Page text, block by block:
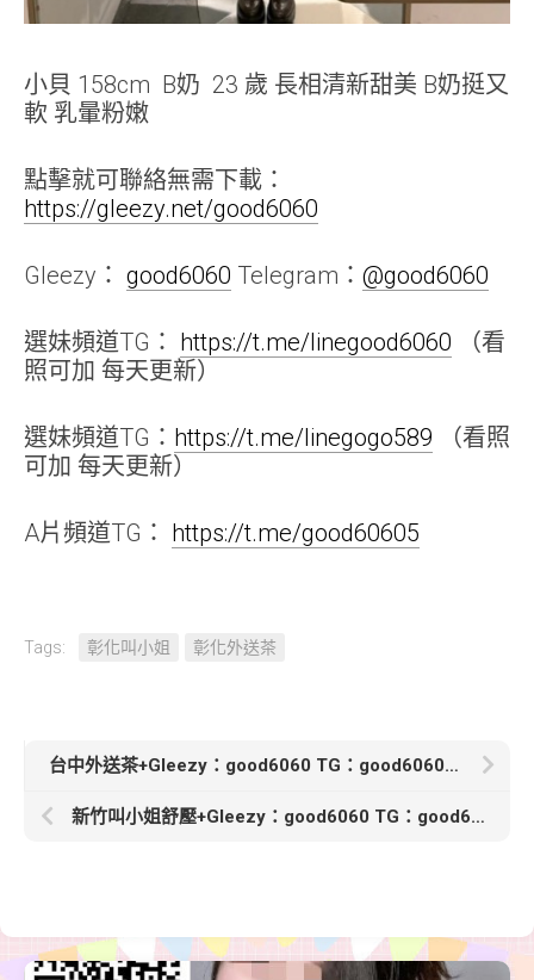
小貝 158cm B奶 23 歲 長相清新甜美 B奶挺又
軟 乳暈粉嫩
點擊就可聯絡無需下載：
https://gleezy.net/good6060
Gleezy： good6060 Telegram： @good6060
選妹頻道TG： https://t.me/linegood6060 （看
照可加 每天更新）
選妹頻道TG： https://t.me/linegogo589 （看照
可加 每天更新）
A片頻道TG： https://t.me/good60605
Tags: 彰化叫小姐 彰化外送茶
台中外送茶+Gleezy：good6060 TG：good6060【靈姚-4500】163 46 D 32歲
新竹叫小姐舒壓+Gleezy：good6060 TG：good6060【妮妮】 156.45.C.20歲